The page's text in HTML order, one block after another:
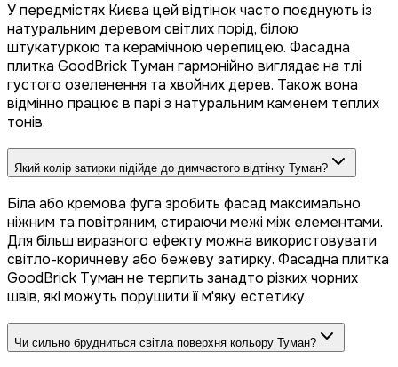
У передмістях Києва цей відтінок часто поєднують із
натуральним деревом світлих порід, білою
штукатуркою та керамічною черепицею. Фасадна
плитка GoodBrick Туман гармонійно виглядає на тлі
густого озеленення та хвойних дерев. Також вона
відмінно працює в парі з натуральним каменем теплих
тонів.
Який колір затирки підійде до димчастого відтінку Туман?
Біла або кремова фуга зробить фасад максимально
ніжним та повітряним, стираючи межі між елементами.
Для більш виразного ефекту можна використовувати
світло-коричневу або бежеву затирку. Фасадна плитка
GoodBrick Туман не терпить занадто різких чорних
швів, які можуть порушити її м'яку естетику.
Чи сильно брудниться світла поверхня кольору Туман?